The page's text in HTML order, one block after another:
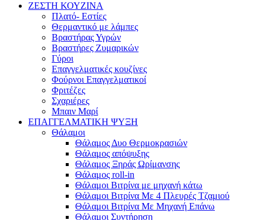
ΖΕΣΤΗ ΚΟΥΖΙΝΑ
Πλατό- Εστίες
Θερμαντικό με λάμπες
Βραστήρας Υγρών
Βραστήρες Ζυμαρικών
Γύροι
Επαγγελματικές κουζίνες
Φούρνοι Επαγγελματικοί
Φριτέζες
Σχαριέρες
Μπαιν Μαρί
ΕΠΑΓΓΕΛΜΑΤΙΚΗ ΨΥΞΗ
Θάλαμοι
Θάλαμος Δυο Θερμοκρασιών
Θάλαμος απόψυξης
Θάλαμος Ξηράς Ωρίμανσης
Θάλαμος roll-in
Θάλαμοι Βιτρίνα με μηχανή κάτω
Θάλαμοι Βιτρίνα Με 4 Πλευρές Τζαμιού
Θάλαμοι Βιτρίνα Με Μηχανή Επάνω
Θάλαμοι Συντήρηση